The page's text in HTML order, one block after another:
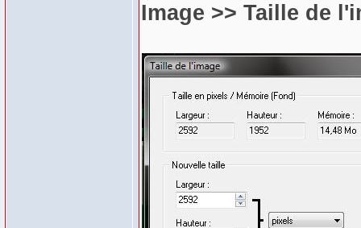
Image >> Taille de